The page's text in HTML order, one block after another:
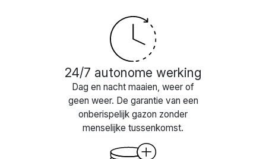
24/7 autonome werking
Dag en nacht maaien, weer of
geen weer. De garantie van een
onberispelijk gazon zonder
menselijke tussenkomst.